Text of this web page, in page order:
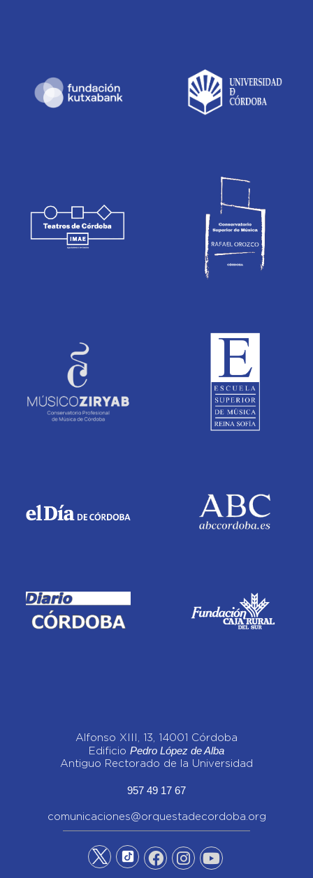
Alfonso XIII, 13, 14001 Córdoba
Edificio Pedro López de Alba
Antiguo Rectorado de la Universidad
957 49 17 67
comunicaciones@orquestadecordoba.org